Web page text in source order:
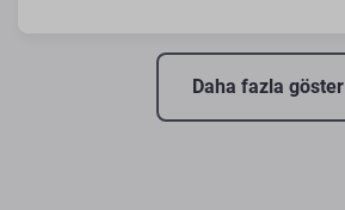
Daha fazla göster